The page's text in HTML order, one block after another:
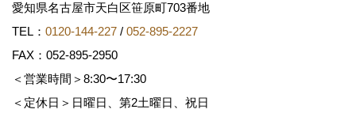
愛知県名古屋市天白区笹原町703番地
TEL： 0120-144-227 / 052-895-2227
FAX：052-895-2950
＜営業時間＞8:30〜17:30
＜定休日＞日曜日、第2土曜日、祝日